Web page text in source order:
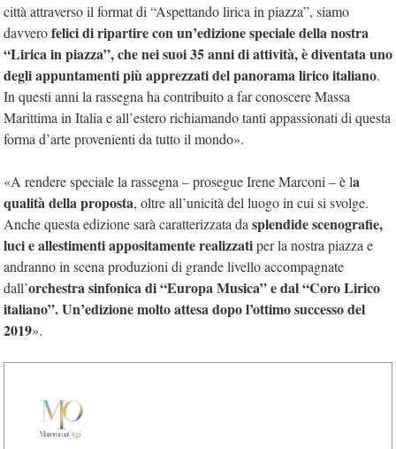
città attraverso il format di “Aspettando lirica in piazza”, siamo
davverofelici di ripartire con un’edizione speciale della nostra
“Lirica in piazza”, che nei suoi 35 anni di attività, è diventata uno
degli appuntamenti più apprezzati del panorama lirico italiano.
In questi anni la rassegna ha contribuito a far conoscere Massa
Marittima in Italia e all’estero richiamando tanti appassionati di questa
forma d’arte provenienti da tutto il mondo».
«A rendere speciale la rassegna – prosegue Irene Marconi – è la
qualità della proposta, oltre all’unicità del luogo in cui si svolge.
Anche questa edizione sarà caratterizzata da splendide scenografie,
luci e allestimenti appositamente realizzatiper la nostra piazza e
andranno in scena produzioni di grande livello accompagnate
dall’orchestra sinfonica di “Europa Musica” e dal “Coro Lirico
italiano”. Un’edizione molto attesa dopo l’ottimo successo del
2019».